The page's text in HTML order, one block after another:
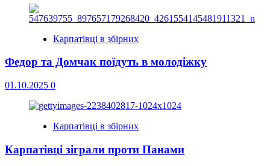
Карпатівці в збірних
Федор та Домчак поїдуть в молодіжку
01.10.2025 0
Карпатівці в збірних
Карпатівці зіграли проти Панами